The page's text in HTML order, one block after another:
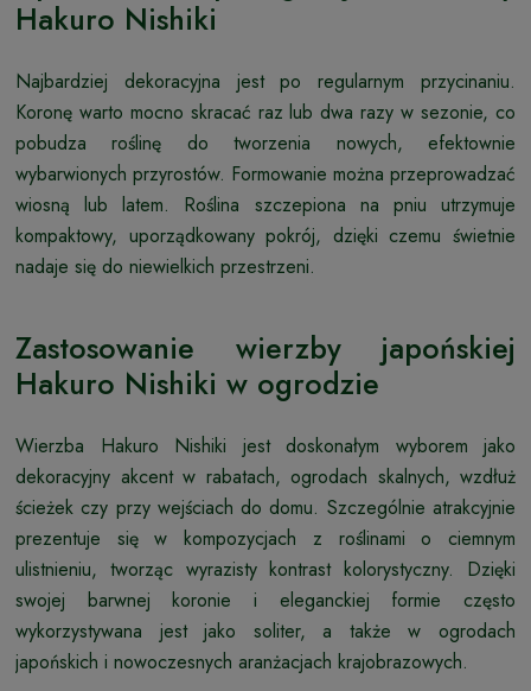
Hakuro Nishiki
Najbardziej dekoracyjna jest po regularnym przycinaniu.
Koronę warto mocno skracać raz lub dwa razy w sezonie, co
pobudza roślinę do tworzenia nowych, efektownie
wybarwionych przyrostów. Formowanie można przeprowadzać
wiosną lub latem. Roślina szczepiona na pniu utrzymuje
kompaktowy, uporządkowany pokrój, dzięki czemu świetnie
nadaje się do niewielkich przestrzeni.
Zastosowanie wierzby japońskiej
Hakuro Nishiki w ogrodzie
Wierzba Hakuro Nishiki jest doskonałym wyborem jako
dekoracyjny akcent w rabatach, ogrodach skalnych, wzdłuż
ścieżek czy przy wejściach do domu. Szczególnie atrakcyjnie
prezentuje się w kompozycjach z roślinami o ciemnym
ulistnieniu, tworząc wyrazisty kontrast kolorystyczny. Dzięki
swojej barwnej koronie i eleganckiej formie często
wykorzystywana jest jako soliter, a także w ogrodach
japońskich i nowoczesnych aranżacjach krajobrazowych.